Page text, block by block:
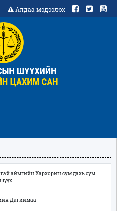
Алдаа мэдээлэх
аймгийн Хархорин сум дахь сум
Дагиймаа